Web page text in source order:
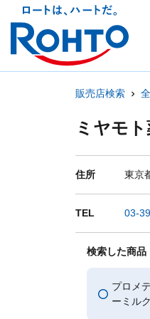
販売店検索
ミヤモ
住所 東京
TEL 03-
検索した商品
プロメ
ーミル